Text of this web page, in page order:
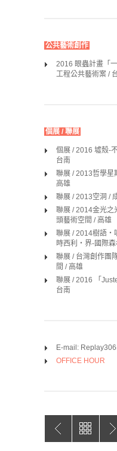
公共藝術創作
2016 眼蟲計畫「
工程公共藝術案 /
個展 / 聯展
個展 / 2016 墟殼-
台南
聯展 / 2013哲學星
高雄
聯展 / 2013空洞 /
聯展 / 2014金光之
頭藝術空間 / 高雄
聯展 / 2014樹語‧
時西利‧界-國際森
聯展 / 台灣創作團
間 / 高雄
聯展 / 2016 「
台南
E-mail:
OFFICE HOUR